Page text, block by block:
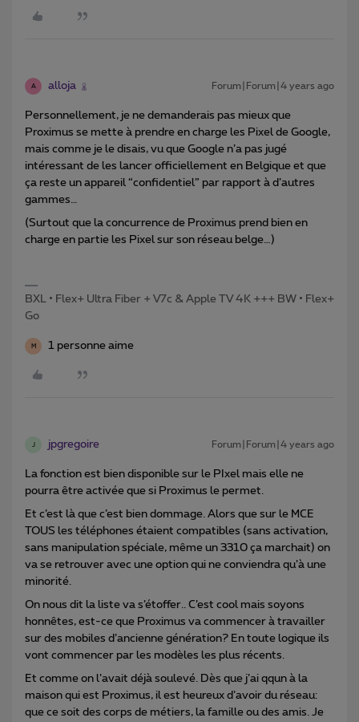
A alloja Forum|Forum|4 years ago
Personnellement, je ne demanderais pas mieux que
Proximus se mette à prendre en charge les Pixel de Google,
mais comme je le disais, vu que Google n’a pas jugé
intéressant de les lancer officiellement en Belgique et que
ça reste un appareil “confidentiel” par rapport à d’autres
gammes…
(Surtout que la concurrence de Proximus prend bien en
charge en partie les Pixel sur son réseau belge…)
BXL • Flex+ Ultra Fiber + V7c & Apple TV 4K +++ BW • Flex+
Go
M 1 personne aime
jpgregoire Forum|Forum|4 years ago
La fonction est bien disponible sur le PIxel mais elle ne
pourra être activée que si Proximus le permet.
Et c’est là que c’est bien dommage. Alors que sur le MCE
TOUS les téléphones étaient compatibles (sans activation,
sans manipulation spéciale, même un 3310 ça marchait) on
va se retrouver avec une option qui ne conviendra qu’à une
minorité.
On nous dit la liste va s’étoffer.. C’est cool mais soyons
honnêtes, est-ce que Proximus va commencer à travailler
sur des mobiles d’ancienne génération? En toute logique ils
vont commencer par les modèles les plus récents.
Et comme on l’avait déjà soulevé. Dès que j’ai qqun à la
maison qui est Proximus, il est heureux d’avoir du réseau:
que ce soit des corps de métiers, la famille ou des amis. Je